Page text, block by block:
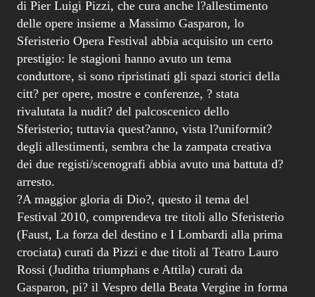
di Pier Luigi Pizzi, che cura anche l?allestimento
delle opere insieme a Massimo Gasparon, lo
Sferisterio Opera Festival abbia acquisito un certo
prestigio: le stagioni hanno avuto un tema
conduttore, si sono ripristinati gli spazi storici della
citt? per opere, mostre e conferenze, ? stata
rivalutata la nudit? del palcoscenico dello
Sferisterio; tuttavia quest?anno, vista l?uniformit?
degli allestimenti, sembra che la zampata creativa
dei due registi/scenografi abbia avuto una battuta d?
arresto.
?A maggior gloria di Dio?, questo il tema del
Festival 2010, comprendeva tre titoli allo Sferisterio
(Faust, La forza del destino e I Lombardi alla prima
crociata) curati da Pizzi e due titoli al Teatro Lauro
Rossi (Juditha triumphans e Attila) curati da
Gasparon, pi? il Vespro della Beata Vergine in forma